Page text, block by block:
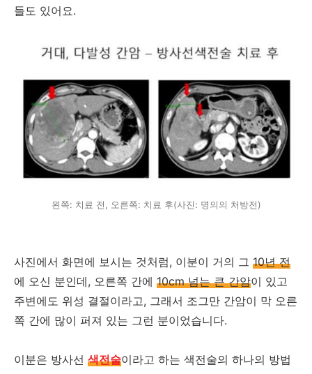
들도 있어요.
왼쪽: 치료 전, 오른쪽: 치료 후(사진: 명의의 처방전)
사진에서 화면에 보시는 것처럼, 이분이 거의 그 10년 전
에 오신 분인데, 오른쪽 간에 10cm 넘는 큰 간암이 있고
주변에도 위성 결절이라고, 그래서 조그만 간암이 막 오른
쪽 간에 많이 퍼져 있는 그런 분이었습니다.
이분은 방사선 색전술이라고 하는 색전술의 하나의 방법